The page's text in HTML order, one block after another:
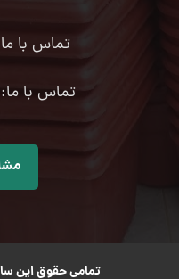
تماس با
تماس با ما:
تمامی حقوق این